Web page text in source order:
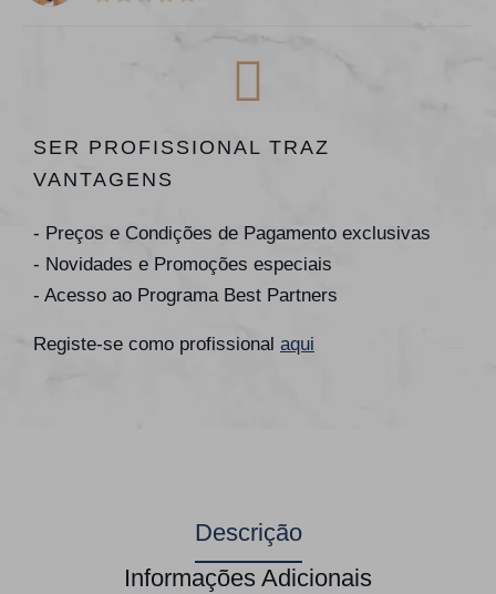
SER PROFISSIONAL TRAZ
VANTAGENS
- Preços e Condições de Pagamento exclusivas
- Novidades e Promoções especiais
- Acesso ao Programa Best Partners
Registe-se como profissional aqui
Descrição
Informações Adicionais